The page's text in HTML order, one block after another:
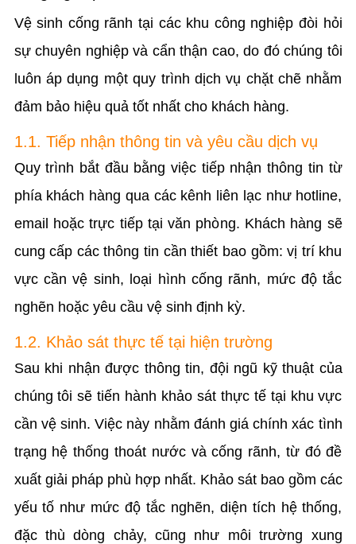
Vệ sinh cống rãnh tại các khu công nghiệp đòi hỏi
sự chuyên nghiệp và cẩn thận cao, do đó chúng tôi
luôn áp dụng một quy trình dịch vụ chặt chẽ nhằm
đảm bảo hiệu quả tốt nhất cho khách hàng.
1.1. Tiếp nhận thông tin và yêu cầu dịch vụ
Quy trình bắt đầu bằng việc tiếp nhận thông tin từ
phía khách hàng qua các kênh liên lạc như hotline,
email hoặc trực tiếp tại văn phòng. Khách hàng sẽ
cung cấp các thông tin cần thiết bao gồm: vị trí khu
vực cần vệ sinh, loại hình cống rãnh, mức độ tắc
nghẽn hoặc yêu cầu vệ sinh định kỳ.
1.2. Khảo sát thực tế tại hiện trường
Sau khi nhận được thông tin, đội ngũ kỹ thuật của
chúng tôi sẽ tiến hành khảo sát thực tế tại khu vực
cần vệ sinh. Việc này nhằm đánh giá chính xác tình
trạng hệ thống thoát nước và cống rãnh, từ đó đề
xuất giải pháp phù hợp nhất. Khảo sát bao gồm các
yếu tố như mức độ tắc nghẽn, diện tích hệ thống,
đặc thù dòng chảy, cũng như môi trường xung